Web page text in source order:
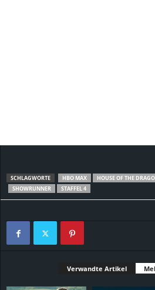
SCHLAGWORTE HBO MAX HOUSE OF THE
SHOWRUNNER
STAFFEL 4
Verwandte Artikel